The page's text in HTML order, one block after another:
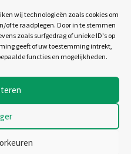
wij technologieën zoals cookies om
of te raadplegen. Door in te stemmen
zoals surfgedrag of unieke ID's op
geeft of uw toestemming intrekt,
functies en mogelijkheden.
Jansen&Heuning